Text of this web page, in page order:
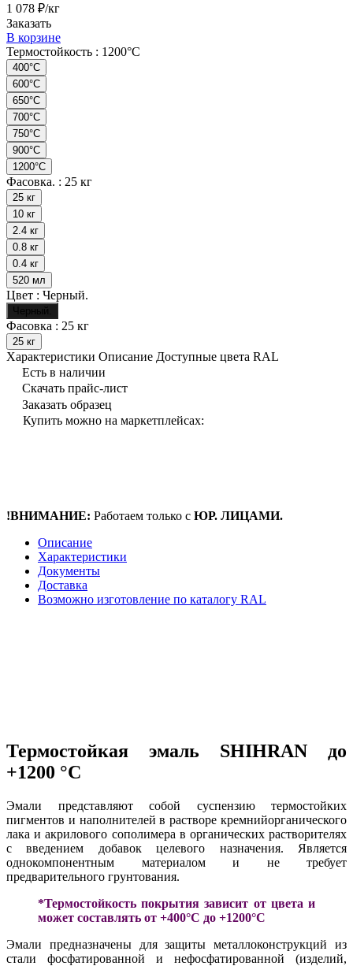
1 078 ₽/кг
Заказать
В корзине
Термостойкость : 1200°С
400°C
600°C
650°С
700°C
750°С
900°С
1200°С
Фасовка. : 25 кг
25 кг
10 кг
2.4 кг
0.8 кг
0.4 кг
520 мл
Цвет : Черный.
Черный.
Фасовка : 25 кг
25 кг
Характеристики Описание Доступные цвета RAL
Есть в наличии
Скачать прайс-лист
Заказать образец
Купить можно на маркетплейсах:
!ВНИМАНИЕ: Работаем только с ЮР. ЛИЦАМИ.
Описание
Характеристики
Документы
Доставка
Возможно изготовление по каталогу RAL
Термостойкая эмаль SHIHRAN до
+1200 °C
Эмали представляют собой суспензию термостойких
пигментов и наполнителей в растворе кремнийорганического
лака и акрилового сополимера в органических растворителях
с введением добавок целевого назначения. Является
однокомпонентным материалом и не требует
предварительного грунтования.
*Термостойкость покрытия зависит от цвета и
может составлять от +400°С до +1200°С
Эмали предназначены для защиты металлоконструкций из
стали фосфатированной и нефосфатированной (изделий,